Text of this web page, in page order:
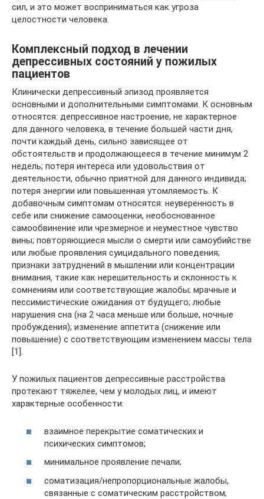
сил, и это может восприниматься как угроза
целостности человека.
Комплексный подход в лечении
депрессивных состояний у пожилых
пациентов
Клинически депрессивный эпизод проявляется
основными и дополнительными симптомами. К основным
относятся: депрессивное настроение, не характерное
для данного человека, в течение большей части дня,
почти каждый день, сильно зависящее от
обстоятельств и продолжающееся в течение минимум 2
недель; потеря интереса или удовольствия от
деятельности, обычно приятной для данного индивида;
потеря энергии или повышенная утомляемость. К
добавочным симптомам относятся: неуверенность в
себе или снижение самооценки, необоснованное
самообвинение или чрезмерное и неуместное чувство
вины; повторяющиеся мысли о смерти или самоубийстве
или любые проявления суицидального поведения;
признаки затруднений в мышлении или концентрации
внимания, такие как нерешительность и склонность к
сомнениям или соответствующие жалобы; мрачные и
пессимистические ожидания от будущего; любые
нарушения сна (на 2 часа меньше или больше, ночные
пробуждения); изменение аппетита (снижение или
повышение) с соответствующим изменением массы тела
[1].
У пожилых пациентов депрессивные расстройства
протекают тяжелее, чем у молодых лиц, и имеют
характерные особенности:
взаимное перекрытие соматических и
психических симптомов;
минимальное проявление печали;
соматизация/непропорциональные жалобы,
связанные с соматическим расстройством;